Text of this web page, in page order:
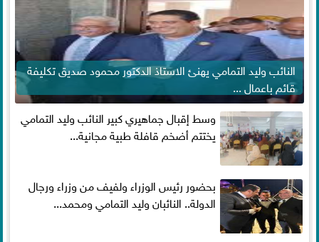
النائب وليد التمامي يهنئ الاستاذ الدكتور محمود صديق تكليفة
قائم باعمال ...
وسط إقبال جماهيري كبير النائب وليد التمامي
يختتم أضخم قافلة طبية مجانية...
بحضور رئيس الوزراء ولفيف من وزراء ورجال
الدولة.. النائبان وليد التمامي ومحمد...